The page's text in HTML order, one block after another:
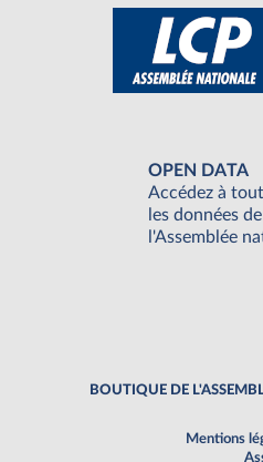
OPEN DATA
Accédez à
les données de
l'Assemblée
BOUTIQUE DE
Mentions